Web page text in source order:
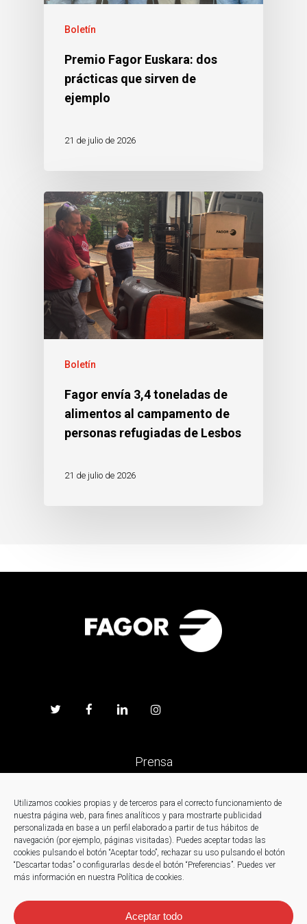
Utilizamos cookies propias y de terceros para el correcto funcionamiento de
nuestra página web, para fines analíticos y para mostrarte publicidad
personalizada en base a un perfil elaborado a partir de tus hábitos de
navegación (por ejemplo, páginas visitadas). Puedes aceptar todas las
cookies pulsando el botón “Aceptar todo”, rechazar su uso pulsando el botón
“Descartar todas” o configurarlas desde el botón “Preferencias”. Puedes ver
más información en nuestra Política de cookies.
Aceptar todo
Boletín
Premio Fagor Euskara: dos
prácticas que sirven de
ejemplo
21 de julio de 2026
Boletín
Fagor envía 3,4 toneladas de
alimentos al campamento de
personas refugiadas de Lesbos
21 de julio de 2026
Prensa
Trabaja en Fagor
Noticias
Contacto